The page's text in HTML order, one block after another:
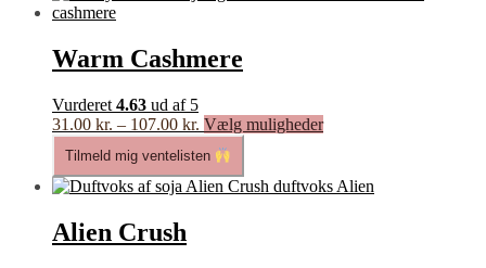
Warm Cashmere
Vurderet 4.63 ud af 5
31.00 kr. – 107.00 kr. Prisinterval:
31.00 kr.
til
107.00 kr.
Vælg mulighederDette
flere
Tilmeld mig ventelisten
Alien Crush